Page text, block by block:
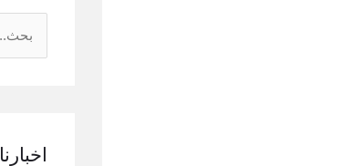
ثاخبارنا